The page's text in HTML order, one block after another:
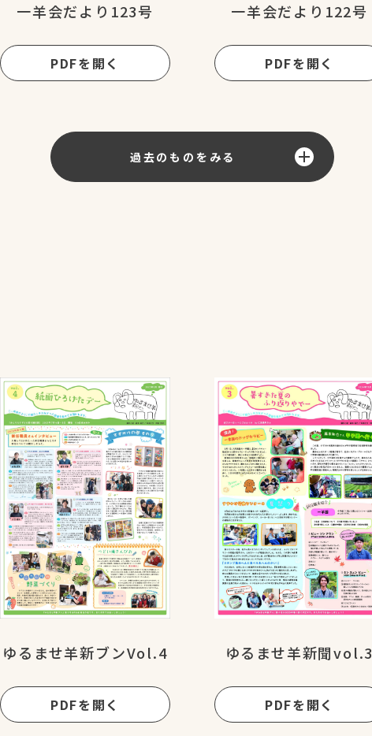
一羊会だより123号
PDFを開く
一羊会だより122号
PDFを開く
過去のものをみる
ゆるませ羊新ブンVol.4
PDFを開く
ゆるませ羊新聞vol.3
PDFを開く